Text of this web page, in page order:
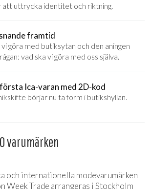
att uttrycka identitet och riktning.
framtid
vi göra med butiksytan och den aningen
vad ska vi göra med oss själva.
Ica-varan med 2D-kod
börjar nu ta form i butikshyllan.
varumärken
och internationella modevarumärken
Week Trade arrangeras i Stockholm